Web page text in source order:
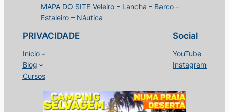
MAPA DO SITE Veleiro – Lancha – Barco –
Estaleiro – Náutica
PRIVACIDADE
Início
Blog
Cursos
Social
YouTube
Instagram